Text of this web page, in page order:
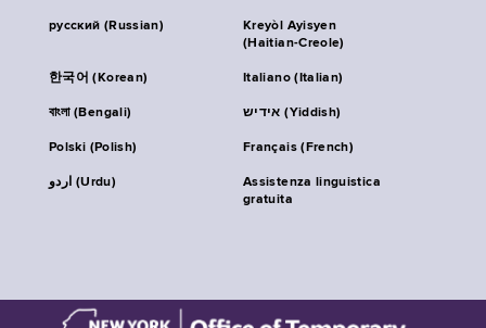
русский (Russian)
Kreyòl Ayisyen
(Haitian-Creole)
한국어 (Korean) Italiano (Italian)
বাংলা (Bengali) אידיש (Yiddish)
Polski (Polish) Français (French)
اردو (Urdu)
Assistenza linguistica
gratuita